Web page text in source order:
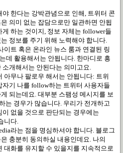
한다는 강박관념으로 인해, 트위터 콘
의미 없는 잡담으로만 일관하면 안됩
하는 것이지, 정보 자체는 follower들
정보를 주기 위해 노력해야 합니다.
이트 혹은 온라인 뉴스 룸과 연결된 링
데 활용해서는 안됩니다. 한마디로 흥
소개해서는 안된다는 의미고요.
아무나 팔로우 해서는 안됩니다: 트위
자기 나를 follow하는 트위터 사용자들
되는데요. 대부분 스팸성 메시지를 보
는 경우가 많습니다. 우리가 전개하고
없을 것으로 판단되는 경우에는
니다.
라는 점을 명심하셔야 합니다. 블로그
충분히 동의하실 내용인데요. 나의
대화를 유지할 수 있을지를 지속적으로